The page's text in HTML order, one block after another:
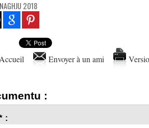
2018
Envoyer à un ami
:
: